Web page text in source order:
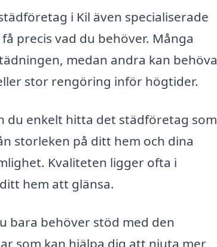
i Kil även specialiserade
precis vad du behöver. Många
medan andra kan behöva
stor rengöring inför högtider.
du enkelt hitta det städföretag som
storleken på ditt hem och dina
Kvaliteten ligger ofta i
hem att glänsa.
bara behöver stöd med den
som kan hjälpa dig att njuta mer